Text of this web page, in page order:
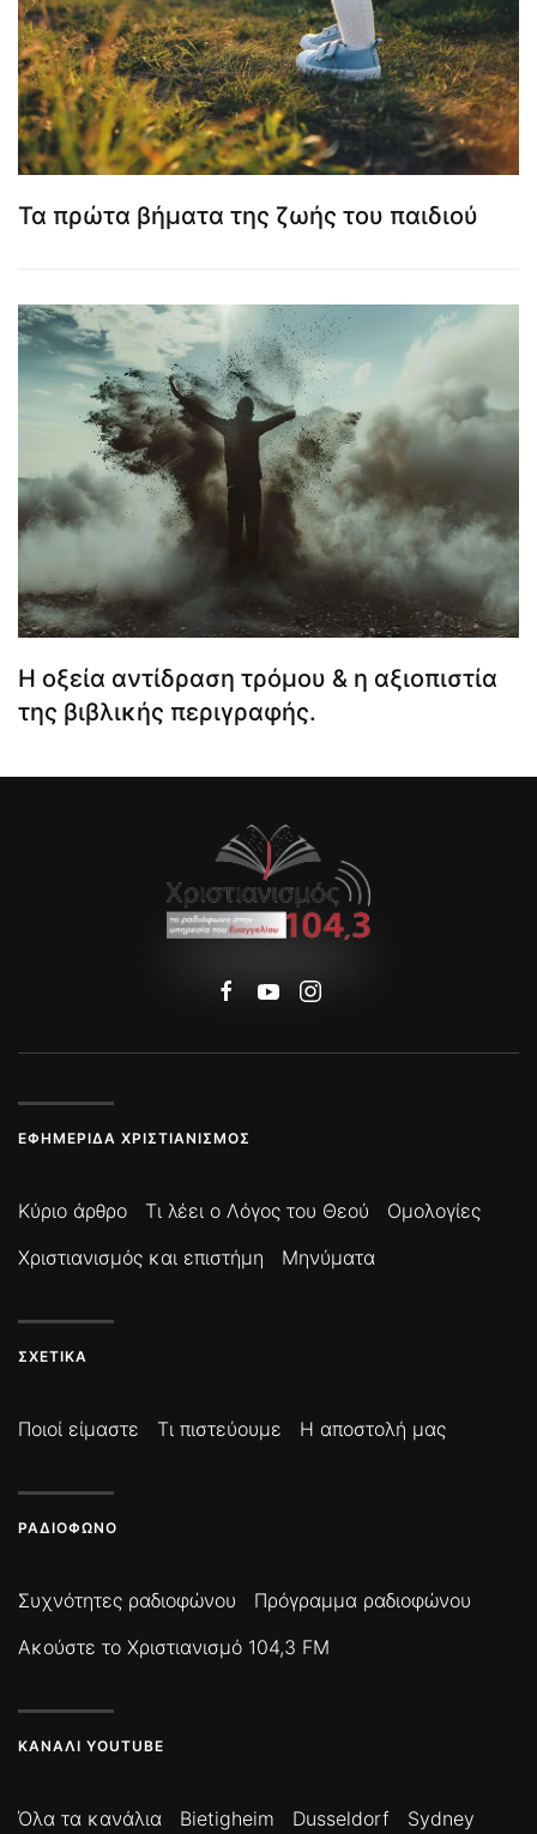
Τα πρώτα βήματα της ζωής του παιδιού
Η οξεία αντίδραση τρόμου & η αξιοπιστία
της βιβλικής περιγραφής.
ΕΦΗΜΕΡΊΔΑ ΧΡΙΣΤΙΑΝΙΣΜΌΣ
Κύριο άρθρο Τι λέει ο Λόγος του Θεού
Ομολογίες
Χριστιανισμός και επιστήμη
Μηνύματα
ΣΧΕΤΙΚΆ
Ποιοί είμαστε Τι πιστεύουμε Η αποστολή μας
ΡΑΔΙΌΦΩΝΟ
Συχνότητες ραδιοφώνου
Πρόγραμμα ραδιοφώνου
Ακούστε το Χριστιανισμό 104,3 FM
ΚΑΝΆΛΙ YOUTUBE
Όλα τα κανάλια Bietigheim Dusseldorf
Sydney